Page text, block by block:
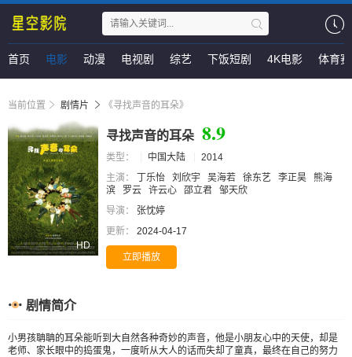
首页 电影 动漫 电视剧 综艺 下饭短剧 4K电影 体育
当前位置 剧情片 《寻找声音的耳朵》
HD
寻找声音的耳朵 8.9
类型： 中国大陆
2014
主演：
丁乐怡 刘欣宇 吴海若 徐东艺 李正昊
熊海
滨
罗云 许云心 邵立君
邹天欣
导演：
张忱婷
更新：
2024-04-17
立即播放
剧情简介
小男孩聃聃的耳朵能听到大自然各种奇妙的声音，他是小朋友心中的天使，却是
老师、家长眼中的捣蛋鬼，一度听从大人的话而失却了童真，最终在自己的努力